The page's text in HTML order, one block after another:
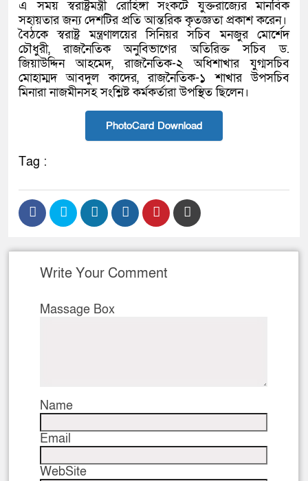
এ সময় স্বরাষ্ট্রমন্ত্রী রোহিঙ্গা সংকটে যুক্তরাজ্যের মানবিক
সহায়তার জন্য দেশটির প্রতি আন্তরিক কৃতজ্ঞতা প্রকাশ করেন।
বৈঠকে স্বরাষ্ট্র মন্ত্রণালয়ের সিনিয়র সচিব মনজুর মোর্শেদ
চৌধুরী, রাজনৈতিক অনুবিভাগের অতিরিক্ত সচিব ড.
জিয়াউদ্দিন আহমেদ, রাজনৈতিক-২ অধিশাখার যুগ্মসচিব
মোহাম্মদ আবদুল কাদের, রাজনৈতিক-১ শাখার উপসচিব
মিনারা নাজমীনসহ সংশ্লিষ্ট কর্মকর্তারা উপস্থিত ছিলেন।
PhotoCard Download
Tag :
Write Your Comment
Massage Box
Name
Email
WebSite